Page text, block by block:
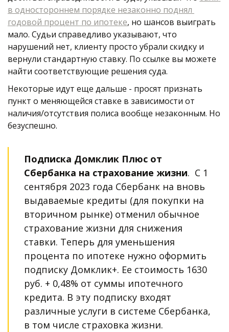
в одностороннем порядке незаконно поднял
годовой процент по ипотеке, но шансов выиграть
мало. Судьи справедливо указывают, что
нарушений нет, клиенту просто убрали скидку и
вернули стандартную ставку. По ссылке вы можете
найти соответствующие решения суда.
Некоторые идут еще дальше - просят признать
пункт о меняющейся ставке в зависимости от
наличия/отсутствия полиса вообще незаконным. Но
безуспешно.
Подписка Домклик Плюс от
Сбербанка на страхование жизни.  С 1
сентября 2023 года Сбербанк на вновь
выдаваемые кредиты (для покупки на
вторичном рынке) отменил обычное
страхование жизни для снижения
ставки. Теперь для уменьшения
процента по ипотеке нужно оформить
подписку Домклик+. Ее стоимость 1630
руб. + 0,48% от суммы ипотечного
кредита. В эту подписку входят
различные услуги в системе Сбербанка,
в том числе страховка жизни.